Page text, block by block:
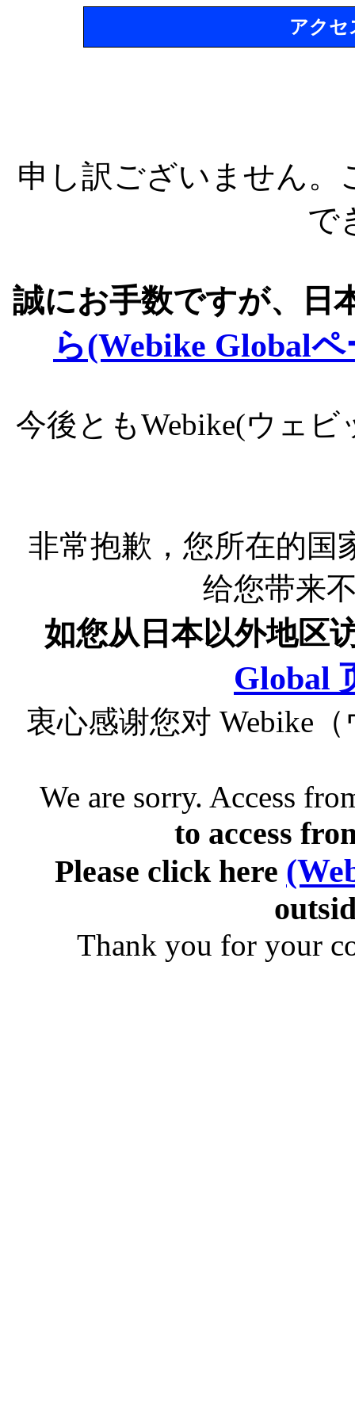
アクセ
申し訳ございません
で
誠にお手数ですが、日
ら(Webike Global
今後ともWebike(ウェ
非常抱歉，您所在的国
给您带来
如您从日本以外地区
Global
衷心感谢您对 Webike
We are sorry. Access
to access
Please click here
Thank you for your